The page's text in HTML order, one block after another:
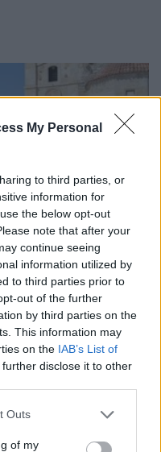
My Personal
to third parties, or
information for
the below opt-out
note that after your
continue seeing
information utilized by
to third parties prior to
out of the further
by third parties on the
This information may
on the IAB’s List of
disclose it to other
one or more Google
You may click to
Outs
of my
γεμάτες ποντιακή
Νέο Κλείτο